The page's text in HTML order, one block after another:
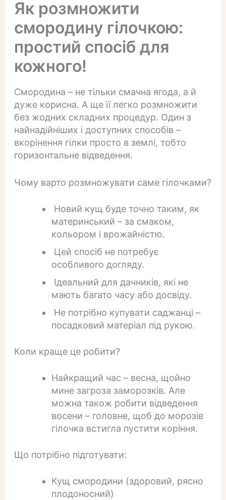
Як розмножити
смородину гілочкою:
простий спосіб для
кожного!
Смородина – не тільки смачна ягода, а й
дуже корисна. А ще її легко розмножити
без жодних складних процедур. Один з
найнадійніших і доступних способів –
вкорінення гілки просто в землі, тобто
горизонтальне відведення.
Чому варто розмножувати саме гілочками?
Новий кущ буде точно таким, як
материнський – за смаком,
кольором і врожайністю.
Цей спосіб не потребує
особливого догляду.
Ідеальний для дачників, які не
мають багато часу або досвіду.
Не потрібно купувати саджанці –
посадковий матеріал під рукою.
Коли краще це робити?
Найкращий час – весна, щойно
мине загроза заморозків. Але
можна також робити відведення
восени – головне, щоб до морозів
гілочка встигла пустити коріння.
Що потрібно підготувати:
Кущ смородини (здоровий, рясно
плодоносний)